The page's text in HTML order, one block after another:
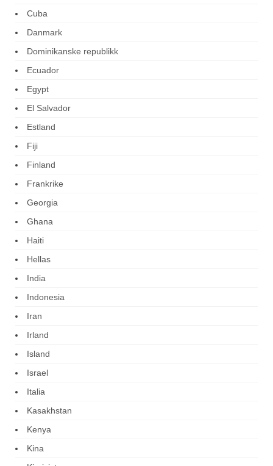
Cuba
Danmark
Dominikanske republikk
Ecuador
Egypt
El Salvador
Estland
Fiji
Finland
Frankrike
Georgia
Ghana
Haiti
Hellas
India
Indonesia
Iran
Irland
Island
Israel
Italia
Kasakhstan
Kenya
Kina